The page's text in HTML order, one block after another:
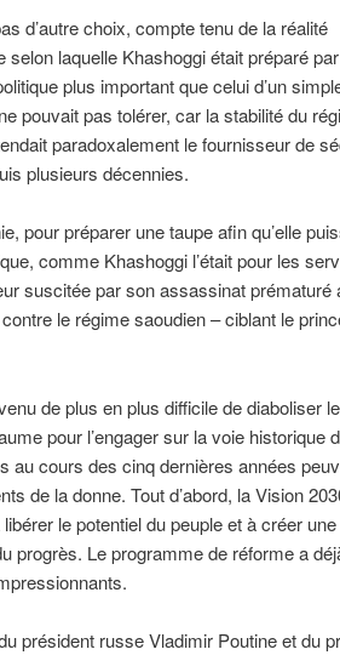
d’autre choix, compte tenu de la réalité
laquelle Khashoggi était préparé par
plus important que celui d’un
pouvait pas tolérer, car la stabilité du
paradoxalement le fournisseur de
plusieurs décennies.
pour préparer une taupe afin qu’elle
comme Khashoggi l’était pour les
suscitée par son assassinat prématuré
le régime saoudien – ciblant le
de plus en plus difficile de diaboliser
pour l’engager sur la voie historique
au cours des cinq dernières années
de la donne. Tout d’abord, la Vision
le potentiel du peuple et à créer
progrès. Le programme de réforme a
président russe Vladimir Poutine et du